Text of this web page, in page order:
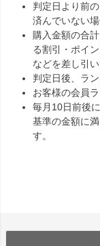
判定日より前
済んでいない
購入金額の合
る割引・ポイ
などを差し引
判定日後、ラ
お客様の会員
毎月10日前後
基準の金額に
す。